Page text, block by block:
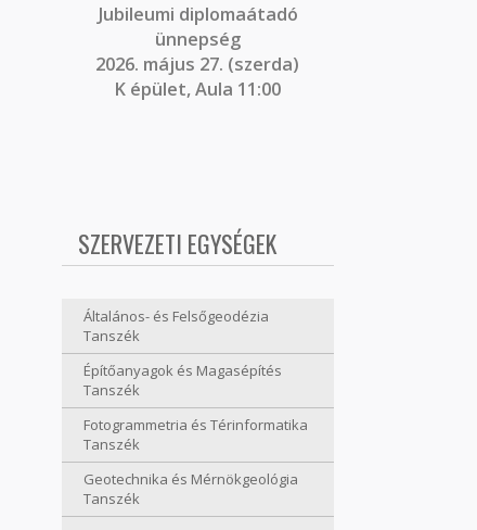
Jubileumi diplomaátadó
ünnepség
2026. május 27. (szerda)
K épület, Aula 11:00
SZERVEZETI EGYSÉGEK
Általános- és Felsőgeodézia
Tanszék
Építőanyagok és Magasépítés
Tanszék
Fotogrammetria és Térinformatika
Tanszék
Geotechnika és Mérnökgeológia
Tanszék